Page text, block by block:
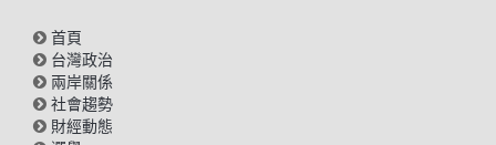
首頁
台灣政治
兩岸關係
社會趨勢
財經動態